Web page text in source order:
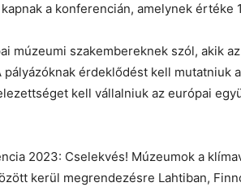
a konferencián, amelynek értéke
múzeumi szakembereknek szól, akik
érdeklődést kell mutatniuk
kell vállalniuk az európai
2023: Cselekvés! Múzeumok a
kerül megrendezésre Lahtiban,